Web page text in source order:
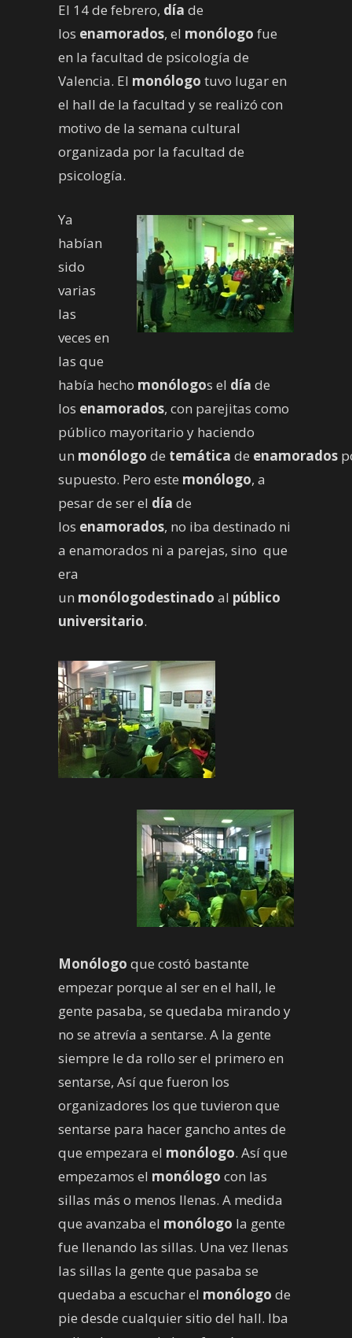
El 14 de febrero, día de
los enamorados, el monólogo fue
en la facultad de psicología de
Valencia. El monólogo tuvo lugar en
el hall de la facultad y se realizó con
motivo de la semana cultural
organizada por la facultad de
psicología.
Ya
habían
sido
varias
las
veces en
las que
había hecho monólogos el día de
los enamorados, con parejitas como
público mayoritario y haciendo
un monólogo de temática de enamorados
supuesto. Pero este monólogo, a
pesar de ser el día de
los enamorados, no iba destinado ni
a enamorados ni a parejas, sino que
era
un monólogodestinado al público
universitario.
Monólogo que costó bastante
empezar porque al ser en el hall, le
gente pasaba, se quedaba mirando y
no se atrevía a sentarse. A la gente
siempre le da rollo ser el primero en
sentarse, Así que fueron los
organizadores los que tuvieron que
sentarse para hacer gancho antes de
que empezara el monólogo. Así que
empezamos el monólogo con las
sillas más o menos llenas. A medida
que avanzaba el monólogo la gente
fue llenando las sillas. Una vez llenas
las sillas la gente que pasaba se
quedaba a escuchar el monólogo de
pie desde cualquier sitio del hall. Iba